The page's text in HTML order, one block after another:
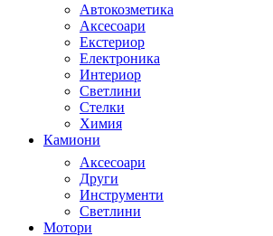
Автокозметика
Аксесоари
Екстериор
Електроника
Интериор
Светлини
Стелки
Химия
Камиони
Аксесоари
Други
Инструменти
Светлини
Мотори